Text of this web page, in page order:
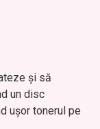
și să
un disc
ușor tonerul pe